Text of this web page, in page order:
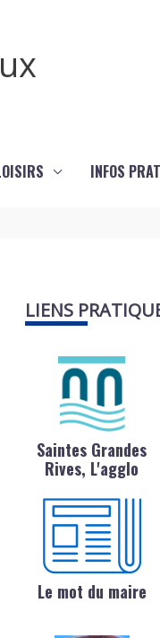
INFOS
LIENS
Saintes Grandes
Rives, L'agglo
Le mot du maire